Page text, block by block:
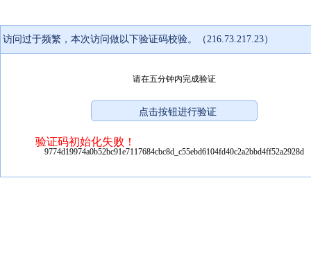
访问过于频繁，本次访问做以下验证码校验。（216.73.217.23）
请在五分钟内完成验证
验证码初始化失败！
9774d19974a0b52bc91e7117684cbc8d_c55ebd6104fd40c2a2bbd4ff52a2928d